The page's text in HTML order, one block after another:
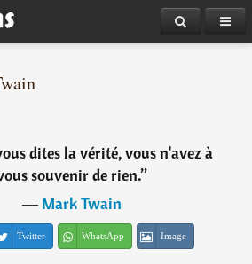
dites la vérité, vous n'avez à
souvenir de rien.”
―Mark Twain
Twitter WhatsApp Image